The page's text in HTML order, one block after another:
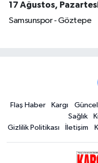
17 Ağustos,
Samsunspor - Göztepe
Flaş Haber Kargı Güncel
Sağlık
Gizlilik Politikası
İletişim